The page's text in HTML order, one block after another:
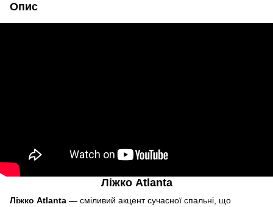
Опис
Ліжко Atlanta
Ліжко Atlanta — сміливий акцент сучасної спальні, що